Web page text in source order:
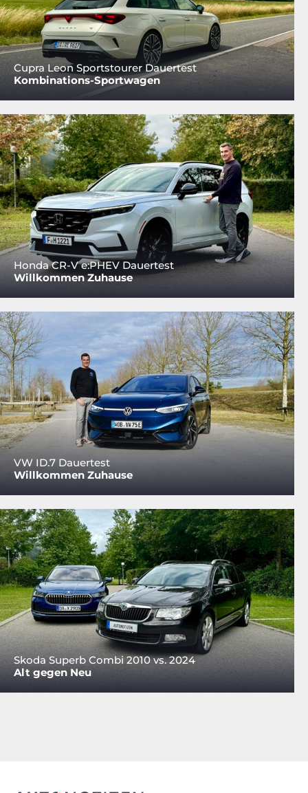
Cupra Leon Sportstourer Dauertest
Kombinations-Sportwagen
Honda CR-V e:PHEV Dauertest
Willkommen Zuhause
VW ID.7 Dauertest
Willkommen Zuhause
Skoda Superb Combi 2010 vs. 2024
Alt gegen Neu